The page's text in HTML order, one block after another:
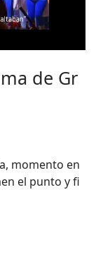
de Gr
momento en
el punto y fi